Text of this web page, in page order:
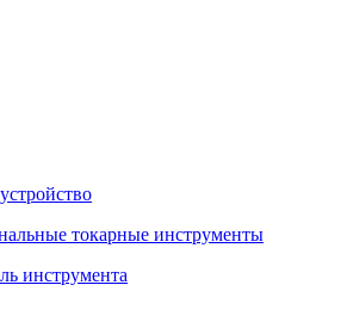
токарные инструменты
инструмента